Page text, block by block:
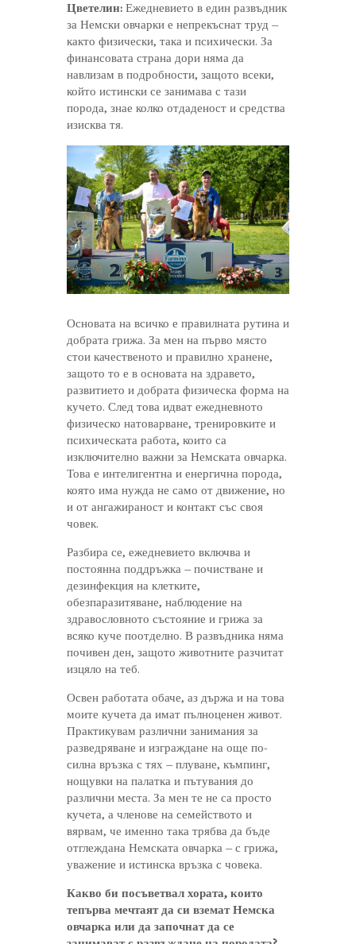
Цветелин: Ежедневието в един развъдник
за Немски овчарки е непрекъснат труд –
както физически, така и психически. За
финансовата страна дори няма да
навлизам в подробности, защото всеки,
който истински се занимава с тази
порода, знае колко отдаденост и средства
изисква тя.
Основата на всичко е правилната рутина и
добрата грижа. За мен на първо място
стои качественото и правилно хранене,
защото то е в основата на здравето,
развитието и добрата физическа форма на
кучето. След това идват ежедневното
физическо натоварване, тренировките и
психическата работа, които са
изключително важни за Немската овчарка.
Това е интелигентна и енергична порода,
която има нужда не само от движение, но
и от ангажираност и контакт със своя
човек.
Разбира се, ежедневието включва и
постоянна поддръжка – почистване и
дезинфекция на клетките,
обезпаразитяване, наблюдение на
здравословното състояние и грижа за
всяко куче поотделно. В развъдника няма
почивен ден, защото животните разчитат
изцяло на теб.
Освен работата обаче, аз държа и на това
моите кучета да имат пълноценен живот.
Практикувам различни занимания за
разведряване и изграждане на още по-
силна връзка с тях – плуване, къмпинг,
нощувки на палатка и пътувания до
различни места. За мен те не са просто
кучета, а членове на семейството и
вярвам, че именно така трябва да бъде
отглеждана Немската овчарка – с грижа,
уважение и истинска връзка с човека.
Какво би посъветвал хората, които
тепърва мечтаят да си вземат Немска
овчарка или да започнат да се